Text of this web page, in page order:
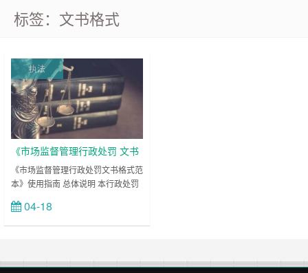
标签：文书格式
执法
《市场监督管理行政处罚 文书
格式范本》 使用指南WORD版
本
《市场监督管理行政处罚文书格式范
本》使用指南 总体说明 本行政处罚
总局拟定。各省级市场监督管理部门
可以参照本文书格式范本，结合执法
品监督管理部门实……
04-18